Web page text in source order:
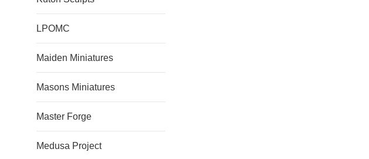
LPOMC
Maiden Miniatures
Masons Miniatures
Master Forge
Medusa Project